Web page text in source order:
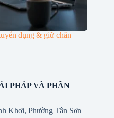
dụng & giữ chân
PHÁP VÀ PHẦN
Khơi, Phường Tân Sơn